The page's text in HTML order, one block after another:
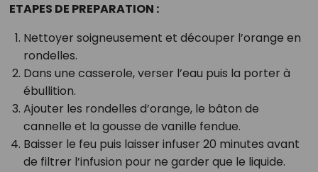
ETAPES DE PREPARATION :
Nettoyer soigneusement et découper l’orange en
rondelles.
Dans une casserole, verser l’eau puis la porter à
ébullition.
Ajouter les rondelles d’orange, le bâton de
cannelle et la gousse de vanille fendue.
Baisser le feu puis laisser infuser 20 minutes avant
de filtrer l’infusion pour ne garder que le liquide.